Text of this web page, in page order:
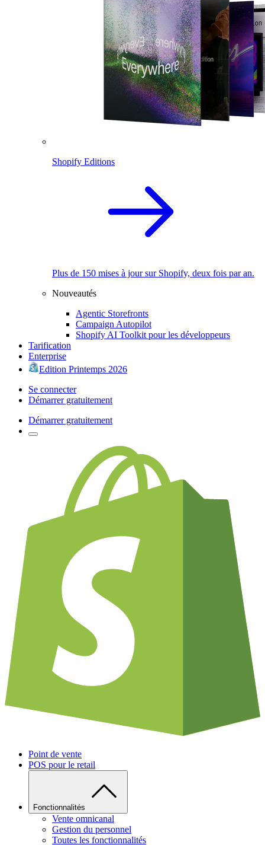
Shopify Editions
Plus de 150 mises à jour sur Shopify, deux fois par an.
Nouveautés
Agentic Storefronts
Campaign Autopilot
Shopify AI Toolkit pour les développeurs
Tarification
Enterprise
Edition Printemps 2026
Se connecter
Démarrer gratuitement
Démarrer gratuitement
Point de vente
POS pour le retail
Fonctionnalités
Vente omnicanal
Gestion du personnel
Toutes les fonctionnalités